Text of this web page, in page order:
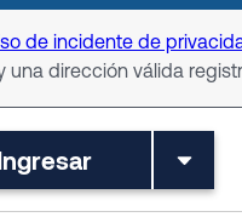
de incidente de
una dirección válida